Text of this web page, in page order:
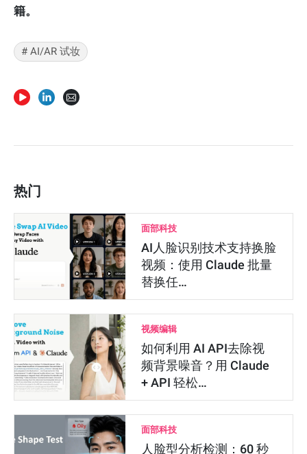
籍。
# AI/AR 试妆
热门
面部科技
AI人脸识别技术支持换脸
视频：使用 Claude 批量
替换任…
视频编辑
如何利用 AI API去除视
频背景噪音？用 Claude
+ API 轻松…
面部科技
人脸型分析检测：60 秒